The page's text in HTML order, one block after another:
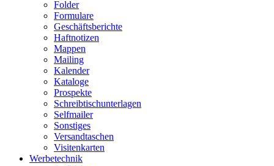
Folder
Formulare
Geschäftsberichte
Haftnotizen
Mappen
Mailing
Kalender
Kataloge
Prospekte
Schreibtischunterlagen
Selfmailer
Sonstiges
Versandtaschen
Visitenkarten
Werbetechnik